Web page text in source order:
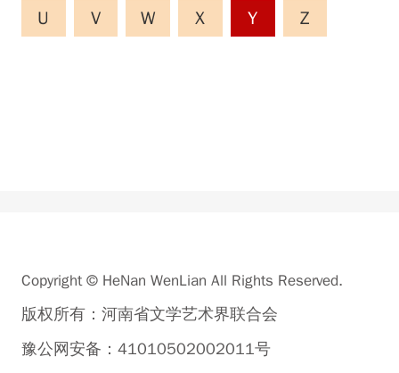
U V W X Y Z
Copyright © HeNan WenLian All Rights Reserved.
版权所有：河南省文学艺术界联合会
豫公网安备：41010502002011号